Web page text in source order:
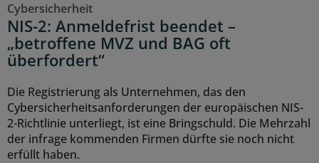
Cybersicherheit
NIS-2: Anmeldefrist beendet –
„betroffene MVZ und BAG oft
überfordert“
Die Registrierung als Unternehmen, das den
Cybersicherheitsanforderungen der europäischen NIS-
2-Richtlinie unterliegt, ist eine Bringschuld. Die Mehrzahl
der infrage kommenden Firmen dürfte sie noch nicht
erfüllt haben.